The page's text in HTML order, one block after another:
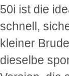
50i ist die
schnell,
kleiner
dieselbe